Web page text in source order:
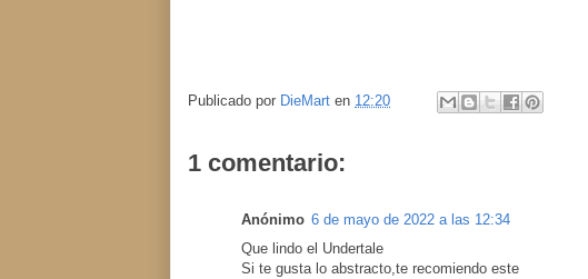
Publicado por DieMart en 12:20
1 comentario:
Anónimo 6 de mayo de 2022 a las 12:34
Que lindo el Undertale
Si te gusta lo abstracto,te recomiendo este